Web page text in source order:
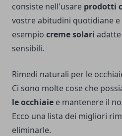
consiste nell'usare prodotti
vostre abitudini quotidiane e
esempio creme solari
sensibili.
Rimedi naturali per le
Ci sono molte cose che
le occhiaie e mantenere il
Ecco una lista dei migliori
eliminarle.